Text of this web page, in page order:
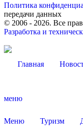
Политика
передачи данных
© 2006 - 2026. Все
Разработка и
Главная
меню
Меню Туризм
Туризм